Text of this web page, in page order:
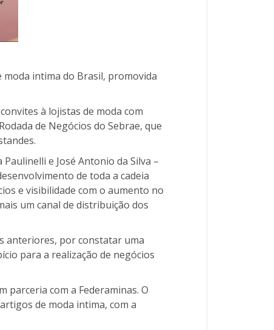
moda intima do Brasil, promovida
à lojistas de moda com
de Negócios do Sebrae, que
e José Antonio da Silva –
de toda a cadeia
e visibilidade com o aumento no
um canal de distribuição dos
anteriores, por constatar uma
para a realização de negócios
parceria com a Federaminas. O
de moda intima, com a